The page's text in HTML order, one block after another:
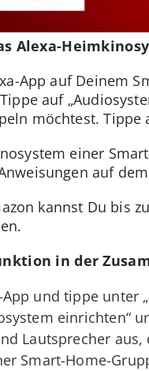
Alexa-
App auf Deinem
auf
möchtest.
einer
auf
kannst Du bis
in der
und tippe unter
einrichten“
Lautsprecher
Smart-Home-